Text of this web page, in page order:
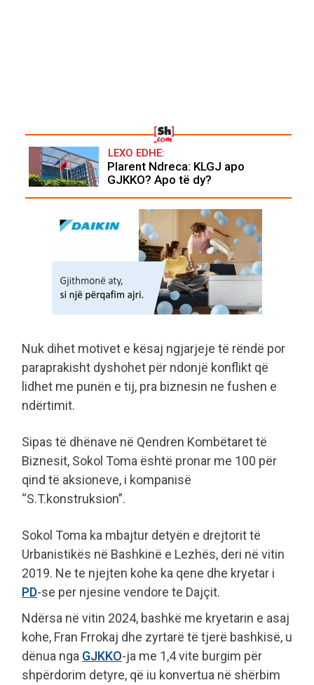
LEXO EDHE:
Plarent Ndreca: KLGJ apo
GJKKO? Apo të dy?
Nuk dihet motivet e kësaj ngjarjeje të rëndë por
paraprakisht dyshohet për ndonjë konflikt që
lidhet me punën e tij, pra biznesin ne fushen e
ndërtimit.
Sipas të dhënave në Qendren Kombëtaret të
Biznesit, Sokol Toma është pronar me 100 për
qind të aksioneve, i kompanisë
“S.T.konstruksion”.
Sokol Toma ka mbajtur detyën e drejtorit të
Urbanistikës në Bashkinë e Lezhës, deri në vitin
2019. Ne te njejten kohe ka qene dhe kryetar i
PD-se per njesine vendore te Dajçit.
Ndërsa në vitin 2024, bashkë me kryetarin e asaj
kohe, Fran Frrokaj dhe zyrtarë të tjerë bashkisë, u
dënua nga GJKKO-ja me 1,4 vite burgim për
shpërdorim detyre, që iu konvertua në shërbim